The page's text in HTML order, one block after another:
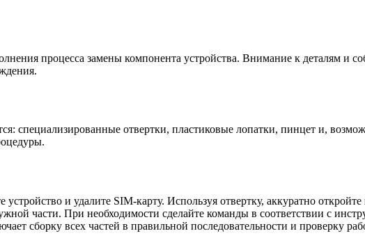
процесса замены компонента устройства. Внимание к деталям и
специализированные отвертки, пластиковые лопатки, пинцет и,
и удалите SIM-карту. Используя отвертку, аккуратно откройте
части. При необходимости сделайте команды в соответствии с
сборку всех частей в правильной последовательности и проверку